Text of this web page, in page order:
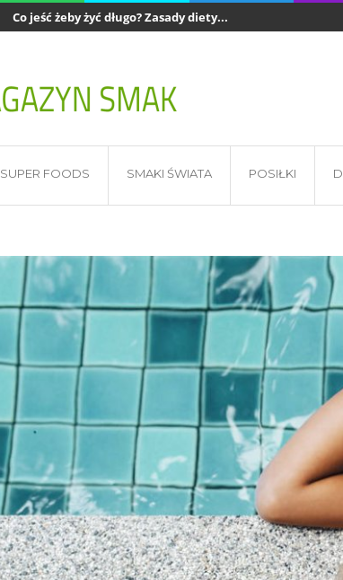
Co jeść żeby żyć długo? Zasady diety...
Najlepsze akcesoria do air fryera - wkładki...
SUPER FOODS SMAKI ŚWIATA POSIŁKI